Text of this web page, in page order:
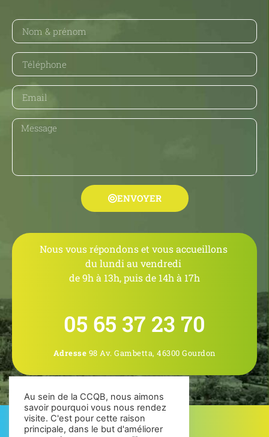
ENVOYER
Nous vous répondons et vous accueillons
du lundi au vendredi
de 9h à 13h, puis de 14h à 17h
05 65 37 23 70
Adresse 98 Av. Gambetta, 46300 Gourdon
Au sein de la CCQB, nous aimons
savoir pourquoi vous nous rendez
visite. C'est pour cette raison
principale, dans le but d'améliorer